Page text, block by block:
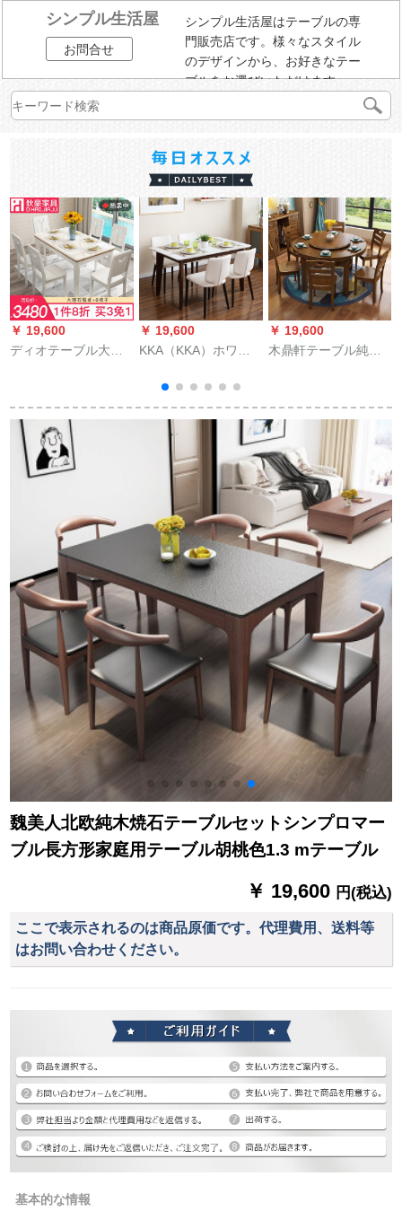
シンプル生活屋
お問合せ
シンプル生活屋はテーブルの専
門販売店です。様々なスタイル
のデザインから、お好きなテー
ブルをお選びいただけます。
￥ 19,600
ディオテーブル大理
ーブルテーブルテー
ブルテーブルセット
modanファッション
大理石テーブルテー
￥ 19,600
KKA（KKA）ホワイ
ン家具テーブルセッ
トPT 1692【15日間
出荷】六椅子一テー
￥ 19,600
木鼎軒テーブル純木
伸縮小タワーテーブ
ル中華レストラン家
具808けやき色1.38
Mテーブル（回転盤
を持たない）
魏美人北欧純木焼石テーブルセットシンプロマー
ブル長方形家庭用テーブル胡桃色1.3 mテーブル
￥ 19,600 円(税込)
ここで表示されるのは商品原価です。代理費用、送料等
はお問い合わせください。
基本的な情報